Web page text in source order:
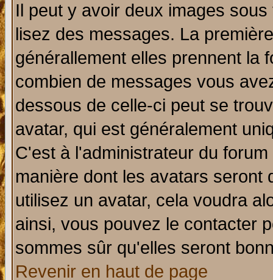
Il peut y avoir deux images
lisez des messages. La
générallement elles prennent la
combien de messages vous
dessous de celle-ci peut se
avatar, qui est généralement
C'est à l'administrateur du
manière dont les avatars seront
utilisez un avatar, cela voudra
ainsi, vous pouvez le contacter
sommes sûr qu'elles seront
Revenir en haut de page